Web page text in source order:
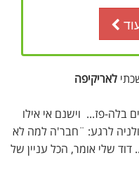
לאריקיפה
בלה-פז... וישנם אי אילו
לרגע: ¨חבר'ה למה לא
שלי אומר, הכל עניין של